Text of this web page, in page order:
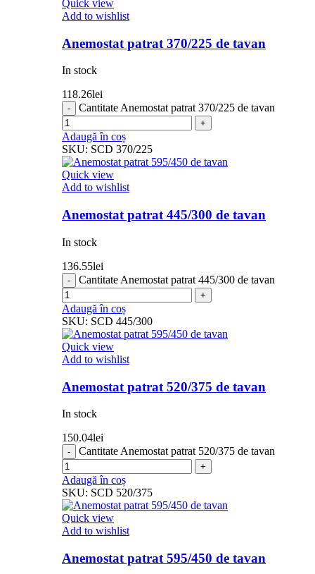
Quick view
Add to wishlist
Anemostat patrat 370/225 de tavan
In stock
118.26lei
Cantitate Anemostat patrat 370/225 de tavan
Adaugă în coș
SKU: SCD 370/225
Quick view
Add to wishlist
Anemostat patrat 445/300 de tavan
In stock
136.55lei
Cantitate Anemostat patrat 445/300 de tavan
Adaugă în coș
SKU: SCD 445/300
Quick view
Add to wishlist
Anemostat patrat 520/375 de tavan
In stock
150.04lei
Cantitate Anemostat patrat 520/375 de tavan
Adaugă în coș
SKU: SCD 520/375
Quick view
Add to wishlist
Anemostat patrat 595/450 de tavan